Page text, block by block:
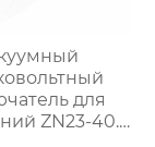
для
ZN23-40.5